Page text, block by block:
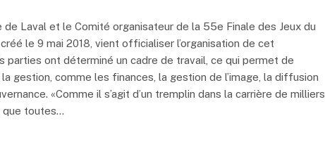
de Laval et le Comité organisateur de la 55e Finale des Jeux du
le 9 mai 2018, vient officialiser l’organisation de cet
parties ont déterminé un cadre de travail, ce qui permet de
gestion, comme les finances, la gestion de l’image, la diffusion
«Comme il s’agit d’un tremplin dans la carrière de milliers
que toutes…